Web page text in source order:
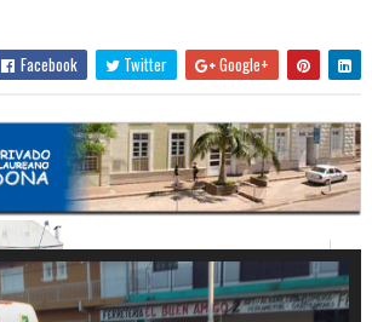
Facebook Twitter Google+